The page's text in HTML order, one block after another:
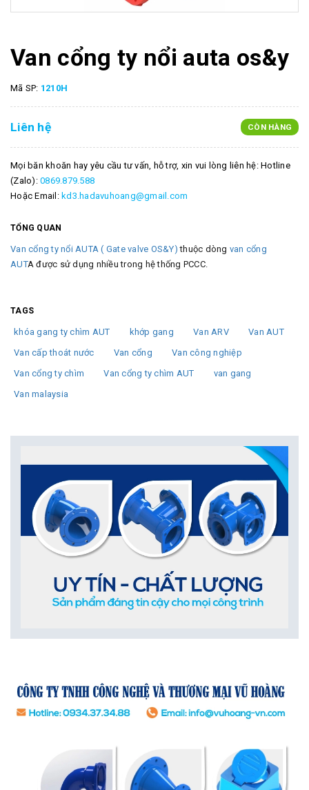
Van cổng ty nổi auta os&y
Mã SP: 1210H
Liên hệ CÒN HÀNG
Mọi băn khoăn hay yêu cầu tư vấn, hỗ trợ, xin vui lòng liên hệ: Hotline
(Zalo): 0869.879.588
Hoặc Email: kd3.hadavuhoang@gmail.com
TỔNG QUAN
Van cổng ty nổi AUTA ( Gate valve OS&Y) thuộc dòng van cổng
AUTA được sử dụng nhiều trong hệ thống PCCC.
TAGS
khóa gang ty chìm AUT khớp gang Van ARV
Van AUT
Van cấp thoát nước
Van cổng
Van công nghiệp
Van cổng ty chìm
Van cổng ty chìm AUT
van gang
Van malaysia